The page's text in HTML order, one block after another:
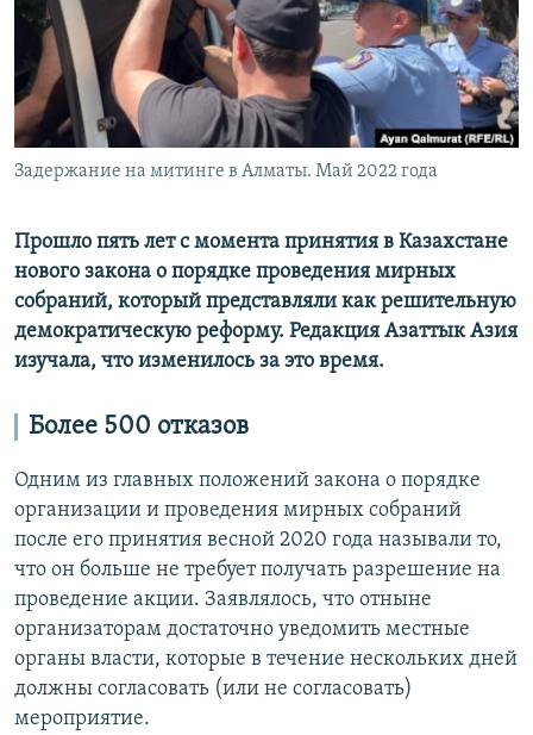
Задержание на митинге в Алматы. Май 2022 года
Прошло пять лет с момента принятия в Казахстане
нового закона о порядке проведения мирных
собраний, который представляли как решительную
демократическую реформу. Редакция Азаттык Азия
изучала, что изменилось за это время.
Более 500 отказов
Одним из главных положений закона о порядке
организации и проведения мирных собраний
после его принятия весной 2020 года называли то,
что он больше не требует получать разрешение на
проведение акции. Заявлялось, что отныне
организаторам достаточно уведомить местные
органы власти, которые в течение нескольких дней
должны согласовать (или не согласовать)
мероприятие.